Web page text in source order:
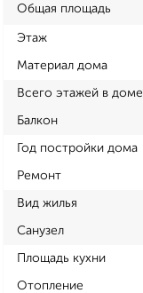
Общая площадь
Этаж
Материал дома
Всего этажей в доме
Балкон
Год постройки дома
Ремонт
Вид жилья
Санузел
Площадь кухни
Отопление